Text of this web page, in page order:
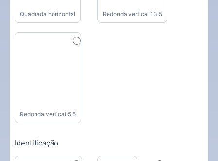
Quadrada horizontal Redonda vertical 13.5
Redonda vertical 5.5
Identificação